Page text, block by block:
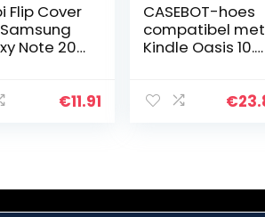
Flip Cover
Note 20
Book
€11.91
CASEBOT-hoes
compatibel met
Kindle Oasis 10.
generatie (2017
€